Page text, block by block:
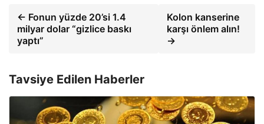
← Fonun yüzde 20’si 1.4
milyar dolar “gizlice baskı
yaptı”
Kolon kanserine
karşı önlem alın!
→
Tavsiye Edilen Haberler